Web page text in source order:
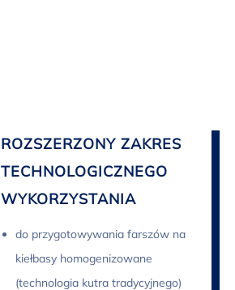
ROZSZERZONY ZAKRES
TECHNOLOGICZNEGO
WYKORZYSTANIA
do przygotowywania farszów na
kiełbasy homogenizowane
(technologia kutra tradycyjnego)